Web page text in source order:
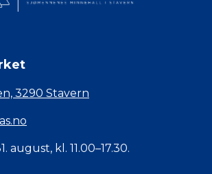
3290 Stavern
august, kl. 11.00–17.30.